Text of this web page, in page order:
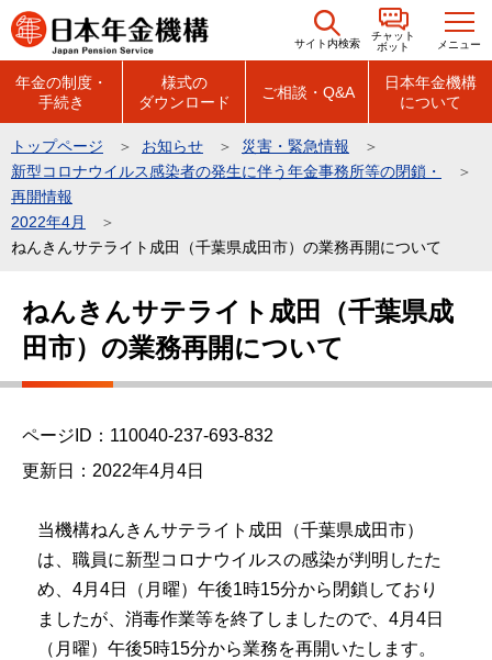
こ
の
の
先
頭
で
サイト内検索
チャット
ボット
メニュー
年金の制度・
手続き
様式の
ダウンロード
ご相談・Q&A
日本年金機構
について
トップページ お知らせ
災害・緊急情報
新型コロナウイルス感染者の発生に伴う年金事務所等の閉鎖・
再開情報
2022年4月
ねんきんサテライト成田（千葉県成田市）の業務再開について
ねんきんサテライト成田（千葉県成
田市）の業務再開について
ページID：110040-237-693-832
更新日：2022年4月4日
当機構ねんきんサテライト成田（千葉県成田市）
は、職員に新型コロナウイルスの感染が判明したた
め、4月4日（月曜）午後1時15分から閉鎖しており
ましたが、消毒作業等を終了しましたので、4月4日
（月曜）午後5時15分から業務を再開いたします。